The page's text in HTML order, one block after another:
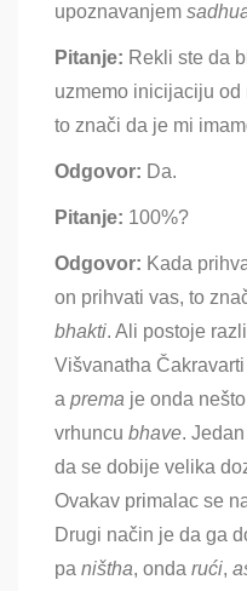
upoznavanjem
Pitanje: Rekli ste da
uzmemo inicijaciju od
to znači da je mi
Odgovor: Da.
Pitanje: 100%?
Odgovor: Kada
on prihvati vas, to
bhakti. Ali postoje
Višvanatha
a prema je onda
vrhuncu bhave.
da se dobije velika
Ovakav primalac se
Drugi način je da ga
pa ništha, onda rući,